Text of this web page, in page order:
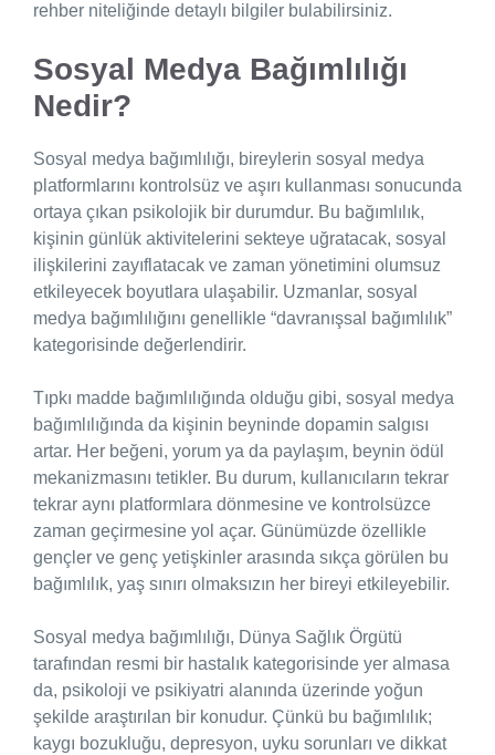
rehber niteliğinde detaylı bilgiler bulabilirsiniz.
Sosyal Medya Bağımlılığı
Nedir?
Sosyal medya bağımlılığı, bireylerin sosyal medya
platformlarını kontrolsüz ve aşırı kullanması sonucunda
ortaya çıkan psikolojik bir durumdur. Bu bağımlılık,
kişinin günlük aktivitelerini sekteye uğratacak, sosyal
ilişkilerini zayıflatacak ve zaman yönetimini olumsuz
etkileyecek boyutlara ulaşabilir. Uzmanlar, sosyal
medya bağımlılığını genellikle “davranışsal bağımlılık”
kategorisinde değerlendirir.
Tıpkı madde bağımlılığında olduğu gibi, sosyal medya
bağımlılığında da kişinin beyninde dopamin salgısı
artar. Her beğeni, yorum ya da paylaşım, beynin ödül
mekanizmasını tetikler. Bu durum, kullanıcıların tekrar
tekrar aynı platformlara dönmesine ve kontrolsüzce
zaman geçirmesine yol açar. Günümüzde özellikle
gençler ve genç yetişkinler arasında sıkça görülen bu
bağımlılık, yaş sınırı olmaksızın her bireyi etkileyebilir.
Sosyal medya bağımlılığı, Dünya Sağlık Örgütü
tarafından resmi bir hastalık kategorisinde yer almasa
da, psikoloji ve psikiyatri alanında üzerinde yoğun
şekilde araştırılan bir konudur. Çünkü bu bağımlılık;
kaygı bozukluğu, depresyon, uyku sorunları ve dikkat